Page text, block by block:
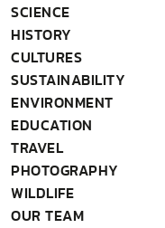
SCIENCE
HISTORY
CULTURES
SUSTAINABILITY
ENVIRONMENT
EDUCATION
TRAVEL
PHOTOGRAPHY
WILDLIFE
OUR TEAM